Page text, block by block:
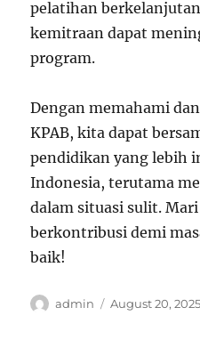
pelatihan
kemitraan dapat
program.
Dengan memahami
KPAB, kita dapat
pendidikan yang lebih
Indonesia, terutama
dalam situasi sulit.
berkontribusi demi
baik!
Author
admin
Posted
August 20, 2025